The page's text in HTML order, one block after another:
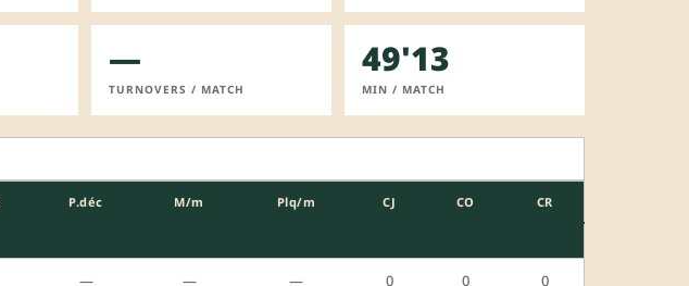
—
TURNOVERS / MATCH
49'13
MIN / MATCH
P.déc M/m Plq/m CJ CO CR
— — — 0 0 0